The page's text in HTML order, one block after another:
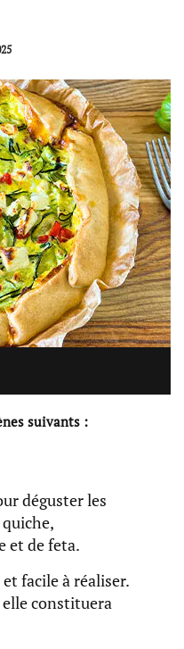
suivants :
déguster les
et de feta.
facile à réaliser.
elle constituera